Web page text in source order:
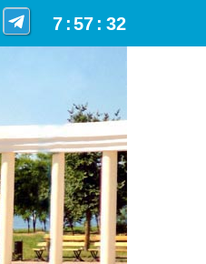
7 :57 : 34